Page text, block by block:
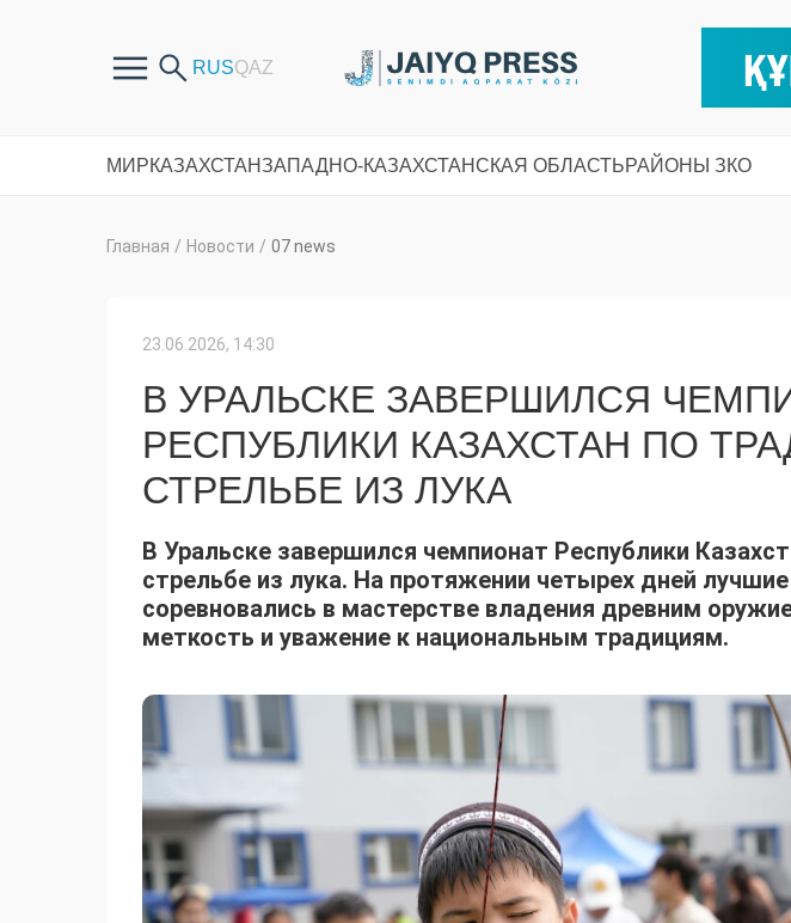
МИРКАЗАХСТАНЗАПАДНО-КАЗАХСТАНСКАЯ ОБЛАСТЬРАЙОНЫ ЗКО
Главная / Новости / 07 news
23.06.2026, 14:30
В УРАЛЬСКЕ ЗАВЕРШИЛСЯ
РЕСПУБЛИКИ КАЗАХСТАН ПО
СТРЕЛЬБЕ ИЗ ЛУКА
В Уральске завершился чемпионат Республики
стрельбе из лука. На протяжении четырех дней
соревновались в мастерстве владения древним
меткость и уважение к национальным традициям.